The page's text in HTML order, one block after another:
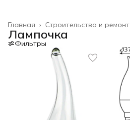
Строительство и ремонт
Главная ›
Лампочка
Фильтры